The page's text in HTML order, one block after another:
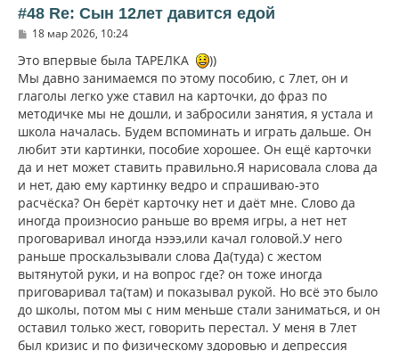
а
л
у
#48 Re: Сын 12лет давится едой
С
о
б
щ
е
и
е
18 мар 2026, 10:24
Это впервые была ТАРЕЛКА
))
Мы давно занимаемся по этому пособию, с 7лет, он и
глаголы легко уже ставил на карточки, до фраз по
методичке мы не дошли, и забросили занятия, я устала и
школа началась. Будем вспоминать и играть дальше. Он
любит эти картинки, пособие хорошее. Он ещё карточки
да и нет может ставить правильно.Я нарисовала слова да
и нет, даю ему картинку ведро и спрашиваю-это
расчёска? Он берёт карточку нет и даёт мне. Слово да
иногда произносио раньше во время игры, а нет нет
проговаривал иногда нэээ,или качал головой.У него
раньше проскальзывали слова Да(туда) с жестом
вытянутой руки, и на вопрос где? он тоже иногда
приговаривал та(там) и показывал рукой. Но всё это было
до школы, потом мы с ним меньше стали заниматься, и он
оставил только жест, говорить перестал. У меня в 7лет
был кризис и по физическому здоровью и депрессия